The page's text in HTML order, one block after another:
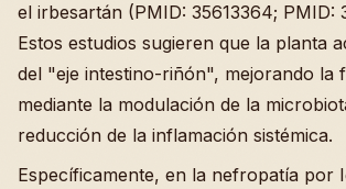
el irbesartán (PMID: 35613364; PMID:
Estos estudios sugieren que la planta
del "eje intestino-riñón", mejorando la
mediante la modulación de la
reducción de la inflamación sistémica.
Específicamente, en la nefropatía por